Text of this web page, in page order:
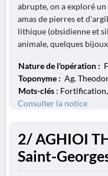
abrupte, on a exploré
amas de pierres et
lithique (obsidienne et
animale, quelques
Nature de l'opération :
Toponyme : Ag.
Mots-clés :
Consulter la notice
2/ AGHIOI
Saint-